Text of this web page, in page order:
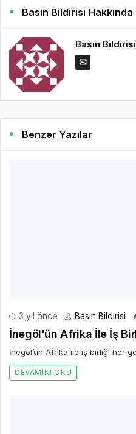
Basın Bildirisi Hakkında
Basın Bildirisi
Benzer Yazılar